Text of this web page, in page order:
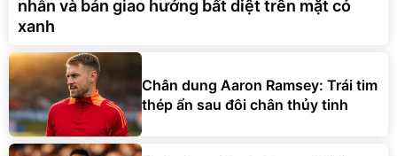
nhẫn và bản giao hưởng bất diệt trên mặt cỏ
xanh
Chân dung Aaron Ramsey: Trái tim
thép ẩn sau đôi chân thủy tinh